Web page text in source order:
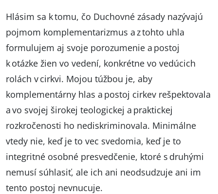
Hlásim sa k tomu, čo Duchovné zásady nazývajú
pojmom komplementarizmus a z tohto uhla
formulujem aj svoje porozumenie a postoj
k otázke žien vo vedení, konkrétne vo vedúcich
rolách v cirkvi. Mojou túžbou je, aby
komplementárny hlas a postoj cirkev rešpektovala
a vo svojej širokej teologickej a praktickej
rozkročenosti ho nediskriminovala. Minimálne
vtedy nie, keď je to vec svedomia, keď je to
integritné osobné presvedčenie, ktoré s druhými
nemusí súhlasiť, ale ich ani neodsudzuje ani im
tento postoj nevnucuje.